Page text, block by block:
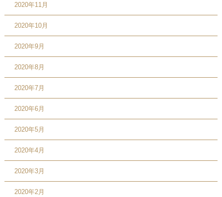
2020年11月
2020年10月
2020年9月
2020年8月
2020年7月
2020年6月
2020年5月
2020年4月
2020年3月
2020年2月